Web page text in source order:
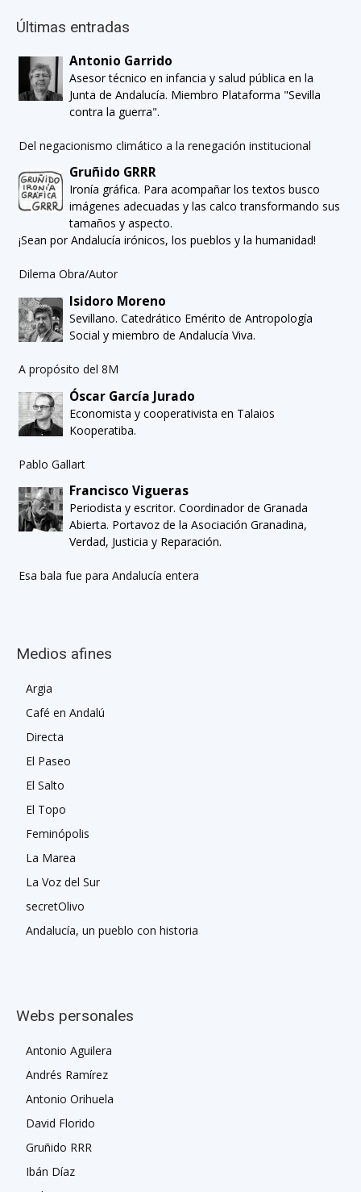
Últimas entradas
Antonio Garrido
Asesor técnico en infancia y salud pública en la
Junta de Andalucía. Miembro Plataforma "Sevilla
contra la guerra".
Del negacionismo climático a la renegación institucional
Gruñido GRRR
Ironía gráfica. Para acompañar los textos busco
imágenes adecuadas y las calco transformando sus
tamaños y aspecto.
¡Sean por Andalucía irónicos, los pueblos y la humanidad!
Dilema Obra/Autor
Isidoro Moreno
Sevillano. Catedrático Emérito de Antropología
Social y miembro de Andalucía Viva.
A propósito del 8M
Óscar García Jurado
Economista y cooperativista en Talaios
Kooperatiba.
Pablo Gallart
Francisco Vigueras
Periodista y escritor. Coordinador de Granada
Abierta. Portavoz de la Asociación Granadina,
Verdad, Justicia y Reparación.
Esa bala fue para Andalucía entera
Medios afines
Argia
Café en Andalú
Directa
El Paseo
El Salto
El Topo
Feminópolis
La Marea
La Voz del Sur
secretOlivo
Andalucía, un pueblo con historia
Webs personales
Antonio Aguilera
Andrés Ramírez
Antonio Orihuela
David Florido
Gruñido RRR
Ibán Díaz